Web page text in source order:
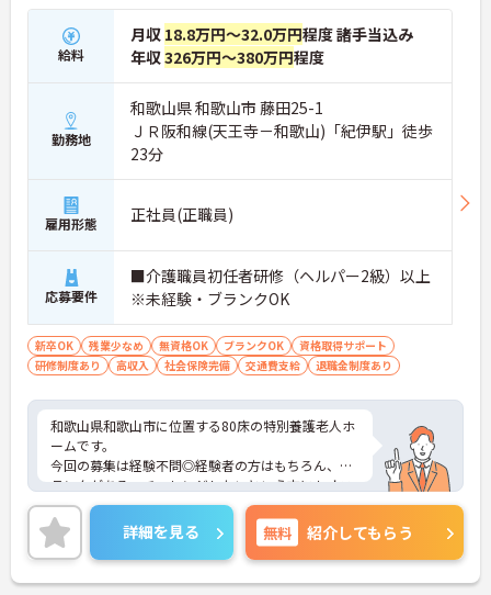
給料
月収 18.8万円～32.0万円程度 諸手当込み
年収326万円～380万円程度
勤務地
和歌山県 和歌山市 藤田25-1
ＪＲ阪和線(天王寺－和歌山)「紀伊駅」徒歩
23分
雇用形態 正社員(正職員)
応募要件
■介護職員初任者研修（ヘルパー2級）以上
※未経験・ブランクOK
新卒OK 残業少なめ 無資格OK ブランクOK
資格取得サポート
研修制度あり
高収入 社会保険完備 交通費支給 退職金制度あり
和歌山県和歌山市に位置する80床の特別養護老人ホ
ームです。
今回の募集は経験不問◎経験者の方はもちろん、ブ
ランクがある、チャレンジしたいという方にもオス
スメの求人です★
研修や資格取得支援など教育制度が充実しているの
でスキルアップがしやすい環境です◎
また風通しのよい職場で、職種の垣根を越えて意見
交換、相談をし合える働きやすい雰囲気ですよ♪
詳細を見る 無料 紹介してもらう